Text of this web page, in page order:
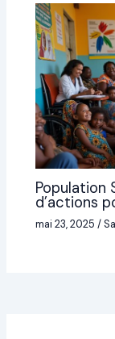
Population
d’actions
mai 23, 2025/